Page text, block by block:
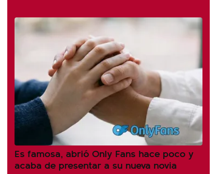
Es famosa, abrió Only Fans hace poco y
acaba de presentar a su nueva novia